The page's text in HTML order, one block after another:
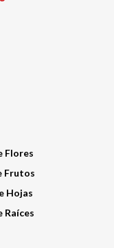
Flores
Frutos
Hojas
Raíces